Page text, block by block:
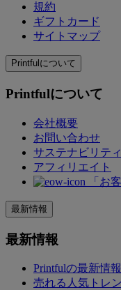
規約
ギフトカード
サイトマップ
Printfulについて
Printfulについて
会社概要
お問い合わせ
サステナビリテ
アフィリエイト
「お
最新情報
最新情報
Printfulの最新情報
売れる人気トレ